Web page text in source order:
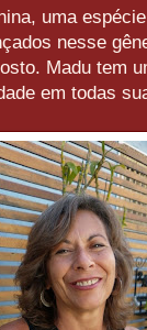
uma
nesse
Madu tem
em todas